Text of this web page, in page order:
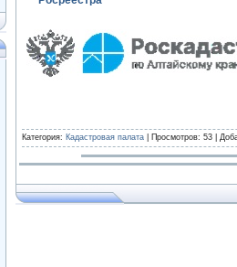
Категория: Кадастровая палата | Просмотров: 53 |